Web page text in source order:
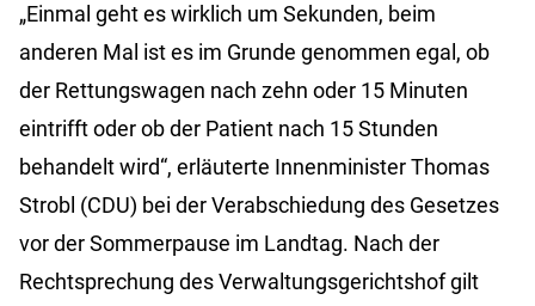
„Einmal geht es wirklich um Sekunden, beim
anderen Mal ist es im Grunde genommen egal, ob
der Rettungswagen nach zehn oder 15 Minuten
eintrifft oder ob der Patient nach 15 Stunden
behandelt wird“, erläuterte Innenminister Thomas
Strobl (CDU) bei der Verabschiedung des Gesetzes
vor der Sommerpause im Landtag. Nach der
Rechtsprechung des Verwaltungsgerichtshof gilt